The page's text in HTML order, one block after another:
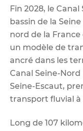
Fin 2028, le
bassin de la
nord de la France
un modèle de
ancré dans les
Canal Seine-
Seine-Escaut,
transport fluvial
Long de 107